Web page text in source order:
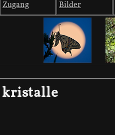
Zugang Bilder
kristalle